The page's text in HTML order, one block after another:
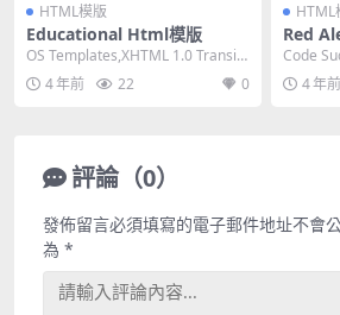
HTML模版
Educational Html模版
OS Templates,XHTML 1.0 Transiti
onal,Fixe...
4 年前 22 0
HTML
Red
Code
d Width,...
4 年前
評論（0）
發佈留言必須填寫的電子郵件地址不會
為 *